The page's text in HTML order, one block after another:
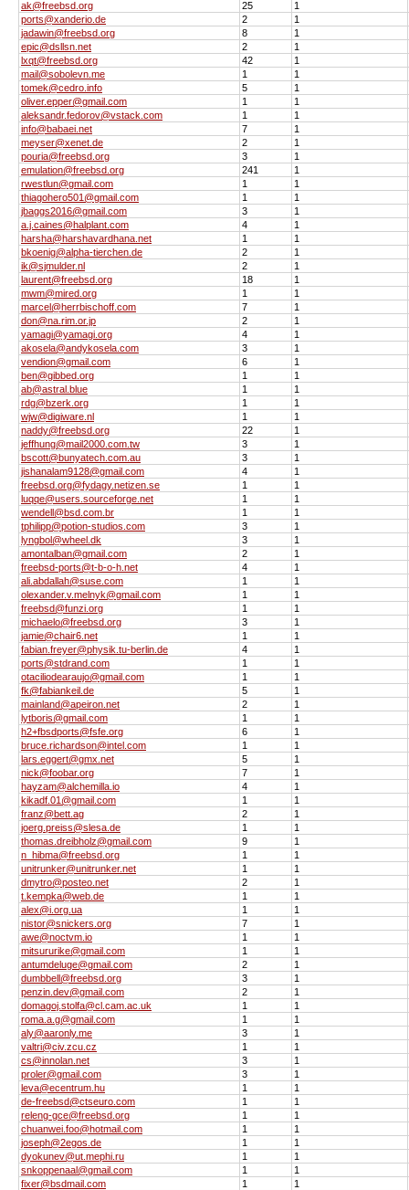
ak@freebsd.org 25
1
ports@xanderio.de
2
1
jadawin@freebsd.org
8
1
epic@dsllsn.net
2
1
lxqt@freebsd.org
42
1
mail@sobolevn.me
1
1
tomek@cedro.info
5
1
oliver.epper@gmail.com
1
1
aleksandr.fedorov@vstack.com
1
1
info@babaei.net
7
1
meyser@xenet.de
2
1
pouria@freebsd.org
3
1
emulation@freebsd.org
241
1
rwestlun@gmail.com
1
1
thiagohero501@gmail.com
1
1
jbaggs2016@gmail.com
3
1
a.j.caines@halplant.com
4
1
harsha@harshavardhana.net
1
1
bkoenig@alpha-tierchen.de
2
1
ik@sjmulder.nl
2
1
laurent@freebsd.org
18
1
mwm@mired.org
1
1
marcel@herrbischoff.com
7
1
don@na.rim.or.jp
2
1
yamagi@yamagi.org
4
1
akosela@andykosela.com
3
1
vendion@gmail.com
6
1
ben@gibbed.org
1
1
ab@astral.blue
1
1
rdg@bzerk.org
1
1
wjw@digiware.nl
1
1
naddy@freebsd.org
22
1
jeffhung@mail2000.com.tw
3
1
bscott@bunyatech.com.au
3
1
jishanalam9128@gmail.com
4
1
freebsd.org@fydagy.netizen.se
1
1
luqqe@users.sourceforge.net
1
1
wendell@bsd.com.br
1
1
tphilipp@potion-studios.com
3
1
lyngbol@wheel.dk
3
1
amontalban@gmail.com
2
1
freebsd-ports@t-b-o-h.net
4
1
ali.abdallah@suse.com
1
1
olexander.v.melnyk@gmail.com
1
1
freebsd@funzi.org
1
1
michaelo@freebsd.org
3
1
jamie@chair6.net
1
1
fabian.freyer@physik.tu-berlin.de
4
1
ports@stdrand.com
1
1
otaciliodearaujo@gmail.com
1
1
fk@fabiankeil.de
5
1
mainland@apeiron.net
2
1
lytboris@gmail.com
1
1
h2+fbsdports@fsfe.org
6
1
bruce.richardson@intel.com
1
1
lars.eggert@gmx.net
5
1
nick@foobar.org
7
1
hayzam@alchemilla.io
4
1
kikadf.01@gmail.com
1
1
franz@bett.ag
2
1
joerg.preiss@slesa.de
1
1
thomas.dreibholz@gmail.com
9
1
n_hibma@freebsd.org
1
1
unitrunker@unitrunker.net
1
1
dmytro@posteo.net
2
1
t.kempka@web.de
1
1
alex@i.org.ua
1
1
nistor@snickers.org
7
1
awe@noctvm.io
1
1
mitsururike@gmail.com
1
1
antumdeluge@gmail.com
2
1
dumbbell@freebsd.org
3
1
penzin.dev@gmail.com
2
1
domagoj.stolfa@cl.cam.ac.uk
1
1
roma.a.g@gmail.com
1
1
aly@aaronly.me
3
1
valtri@civ.zcu.cz
1
1
cs@innolan.net
3
1
proler@gmail.com
3
1
leva@ecentrum.hu
1
1
de-freebsd@ctseuro.com
1
1
releng-gce@freebsd.org
1
1
chuanwei.foo@hotmail.com
1
1
joseph@2egos.de
1
1
dyokunev@ut.mephi.ru
1
1
snkoppenaal@gmail.com
1
1
fixer@bsdmail.com
1
1